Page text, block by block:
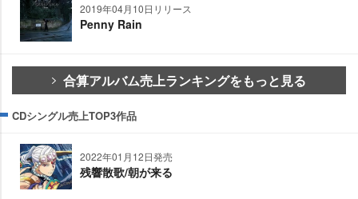
2019年04月10日リリース
Penny Rain
合算アルバム売上ランキングをもっと見る
CDシングル売上TOP3作品
2022年01月12日発売
残響散歌/朝が来る